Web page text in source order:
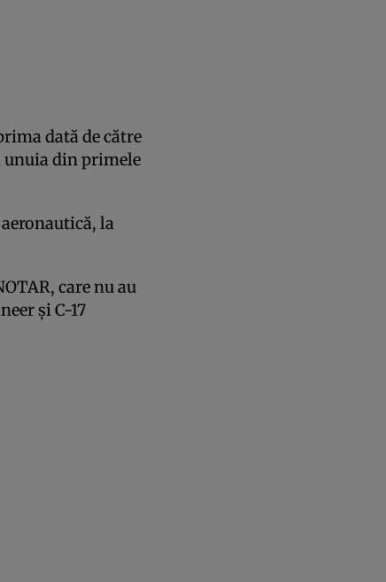
dată de către
unuia din primele
la
care nu au
și C-17